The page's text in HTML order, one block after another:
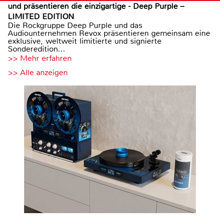
und präsentieren die einzigartige - Deep Purple –
LIMITED EDITION
Die Rockgruppe Deep Purple und das
Audiounternehmen Revox präsentieren gemeinsam eine
exklusive, weltweit limitierte und signierte
Sonderedition...
>> Mehr erfahren
>> Alle anzeigen